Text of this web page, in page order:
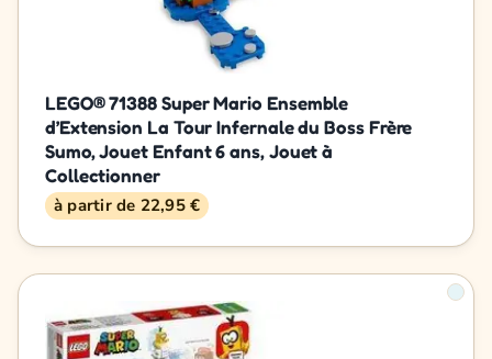
LEGO® 71388 Super Mario Ensemble
d’Extension La Tour Infernale du Boss Frère
Sumo, Jouet Enfant 6 ans, Jouet à
Collectionner
à partir de 22,95 €